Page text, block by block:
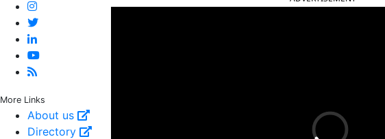
More Links
About us
Directory